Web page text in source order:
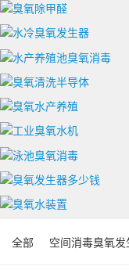
全部 空间消毒臭氧发